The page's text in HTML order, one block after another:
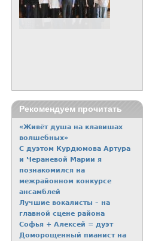
Рекомендуем прочитать
«Живёт душа на клавишах
волшебных»
С дуэтом Курдюмова Артура
и Чераневой Марии я
познакомился на
межрайонном конкурсе
ансамблей
Лучшие вокалисты – на
главной сцене района
Софья + Алексей = дуэт
Доморощенный пианист на